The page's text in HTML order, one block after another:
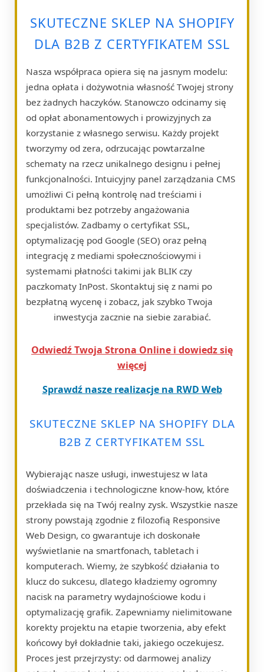
SKUTECZNE SKLEP NA SHOPIFY
DLA B2B Z CERTYFIKATEM SSL
Nasza współpraca opiera się na jasnym modelu:
jedna opłata i dożywotnia własność Twojej strony
bez żadnych haczyków. Stanowczo odcinamy się
od opłat abonamentowych i prowizyjnych za
korzystanie z własnego serwisu. Każdy projekt
tworzymy od zera, odrzucając powtarzalne
schematy na rzecz unikalnego designu i pełnej
funkcjonalności. Intuicyjny panel zarządzania CMS
umożliwi Ci pełną kontrolę nad treściami i
produktami bez potrzeby angażowania
specjalistów. Zadbamy o certyfikat SSL,
optymalizację pod Google (SEO) oraz pełną
integrację z mediami społecznościowymi i
systemami płatności takimi jak BLIK czy
paczkomaty InPost. Skontaktuj się z nami po
bezpłatną wycenę i zobacz, jak szybko Twoja
inwestycja zacznie na siebie zarabiać.
Odwiedź Twoja Strona Online i dowiedz się
więcej
Sprawdź nasze realizacje na RWD Web
SKUTECZNE SKLEP NA SHOPIFY DLA
B2B Z CERTYFIKATEM SSL
Wybierając nasze usługi, inwestujesz w lata
doświadczenia i technologiczne know-how, które
przekłada się na Twój realny zysk. Wszystkie nasze
strony powstają zgodnie z filozofią Responsive
Web Design, co gwarantuje ich doskonałe
wyświetlanie na smartfonach, tabletach i
komputerach. Wiemy, że szybkość działania to
klucz do sukcesu, dlatego kładziemy ogromny
nacisk na parametry wydajnościowe kodu i
optymalizację grafik. Zapewniamy nielimitowane
korekty projektu na etapie tworzenia, aby efekt
końcowy był dokładnie taki, jakiego oczekujesz.
Proces jest przejrzysty: od darmowej analizy